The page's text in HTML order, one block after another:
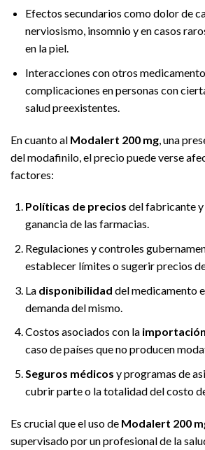
Efectos secundarios como dolor de
nerviosismo, insomnio y en casos
en la piel.
Interacciones con otros
complicaciones en personas con
salud preexistentes.
En cuanto al Modalert 200 mg , una
del modafinilo, el precio puede verse
factores:
Políticas de precios del fabricante y
ganancia de las farmacias.
Regulaciones y controles
establecer límites o sugerir precios
La disponibilidad del medicamento
demanda del mismo.
Costos asociados con la importación
caso de países que no producen
Seguros médicos y programas de
cubrir parte o la totalidad del costo
Es crucial que el uso de Modalert 200
supervisado por un profesional de la